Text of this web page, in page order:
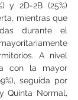
y 2D-2B (25%)
mientras que
durante el
A nivel
con la mayor
seguida por
Quinta Normal,